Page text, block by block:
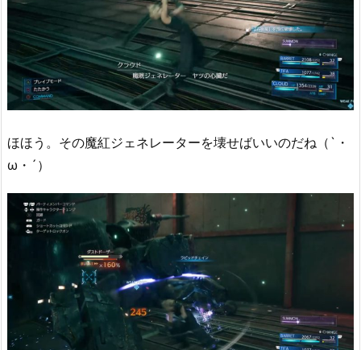
ほほう。その魔紅ジェネレーターを壊せばいいのだね（`・
ω・´）